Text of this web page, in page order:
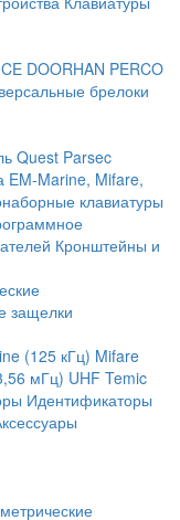
DOORHAN PERCO
брелоки
Quest Parsec
EM-Marine, Mifare,
клавиатуры
Кронштейны и
защелки
(125 кГц) Mifare
мГц) UHF Temic
Идентификаторы